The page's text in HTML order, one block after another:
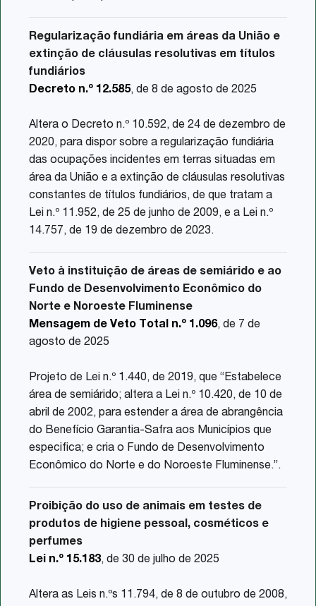
Regularização fundiária em áreas da União e
extinção de cláusulas resolutivas em títulos
fundiários
Decreto n.º 12.585, de 8 de agosto de 2025
Altera o Decreto n.º 10.592, de 24 de dezembro de
2020, para dispor sobre a regularização fundiária
das ocupações incidentes em terras situadas em
área da União e a extinção de cláusulas resolutivas
constantes de títulos fundiários, de que tratam a
Lei n.º 11.952, de 25 de junho de 2009, e a Lei n.º
14.757, de 19 de dezembro de 2023.
Veto à instituição de áreas de semiárido e ao
Fundo de Desenvolvimento Econômico do
Norte e Noroeste Fluminense
Mensagem de Veto Total n.º 1.096, de 7 de
agosto de 2025
Projeto de Lei n.º 1.440, de 2019, que “Estabelece
área de semiárido; altera a Lei n.º 10.420, de 10 de
abril de 2002, para estender a área de abrangência
do Benefício Garantia-Safra aos Municípios que
especifica; e cria o Fundo de Desenvolvimento
Econômico do Norte e do Noroeste Fluminense.”.
Proibição do uso de animais em testes de
produtos de higiene pessoal, cosméticos e
perfumes
Lei n.º 15.183, de 30 de julho de 2025
Altera as Leis n.ºs 11.794, de 8 de outubro de 2008,